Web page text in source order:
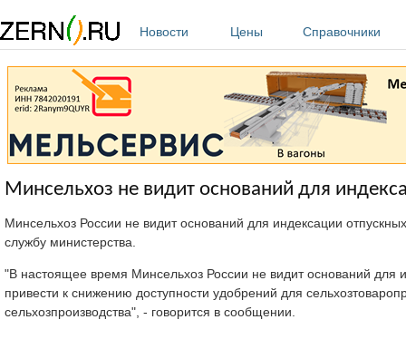
Новости
Цены Справочники
Минсельхоз не видит оснований для
Минсельхоз России не видит оснований для индексации
службу министерства.
"В настоящее время Минсельхоз России не видит оснований
привести к снижению доступности удобрений для
сельхозпроизводства", - говорится в сообщении.